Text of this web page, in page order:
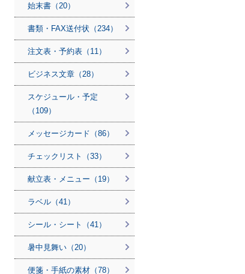
始末書（20）
書類・FAX送付状（234）
注文表・予約表（11）
ビジネス文章（28）
スケジュール・予定
（109）
メッセージカード（86）
チェックリスト（33）
献立表・メニュー（19）
ラベル（41）
シール・シート（41）
暑中見舞い（20）
便箋・手紙の素材（78）